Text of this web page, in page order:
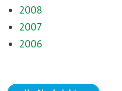
2008
2007
2006